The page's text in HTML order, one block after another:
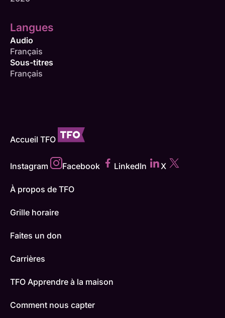
Langues
Audio
Français
Sous-titres
Français
Accueil TFO
Instagram Facebook LinkedIn X
À propos de TFO
Grille horaire
Faites un don
Carrières
TFO Apprendre à la maison
Comment nous capter